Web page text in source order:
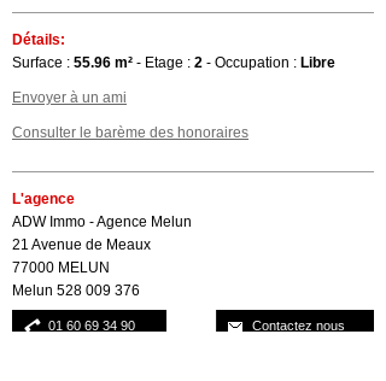
Détails:
Surface : 55.96 m² - Etage : 2 - Occupation : Libre
Envoyer à un ami
Consulter le barème des honoraires
L'agence
ADW Immo - Agence Melun
21 Avenue de Meaux
77000 MELUN
Melun 528 009 376
Contactez nous
01 60 69 34 90